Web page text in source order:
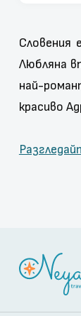
Словения
Любляна
най-
красиво